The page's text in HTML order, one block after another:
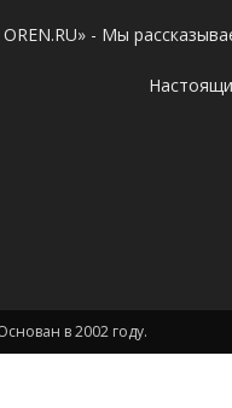
- Мы
в 2002 году.